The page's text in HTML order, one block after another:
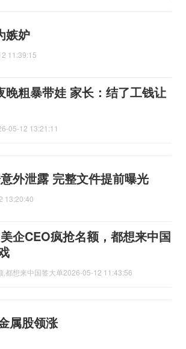
嫉妒
11:39:15
晚粗暴带娃 家长：结了工钱让
05-12 13:21:11
外泄露 完整文件提前曝光
13:20:40
企CEO疯抢名额，都想来中国
,都想来中国签大单2026-05-12 11:43:56
属股领涨